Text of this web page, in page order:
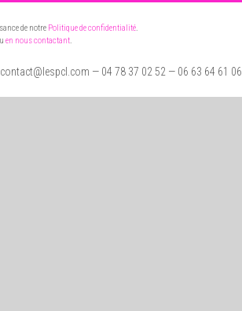
de notre Politique de confidentialité.
en nous contactant.
— 04 78 37 02 52 — 06 63 64 61 06